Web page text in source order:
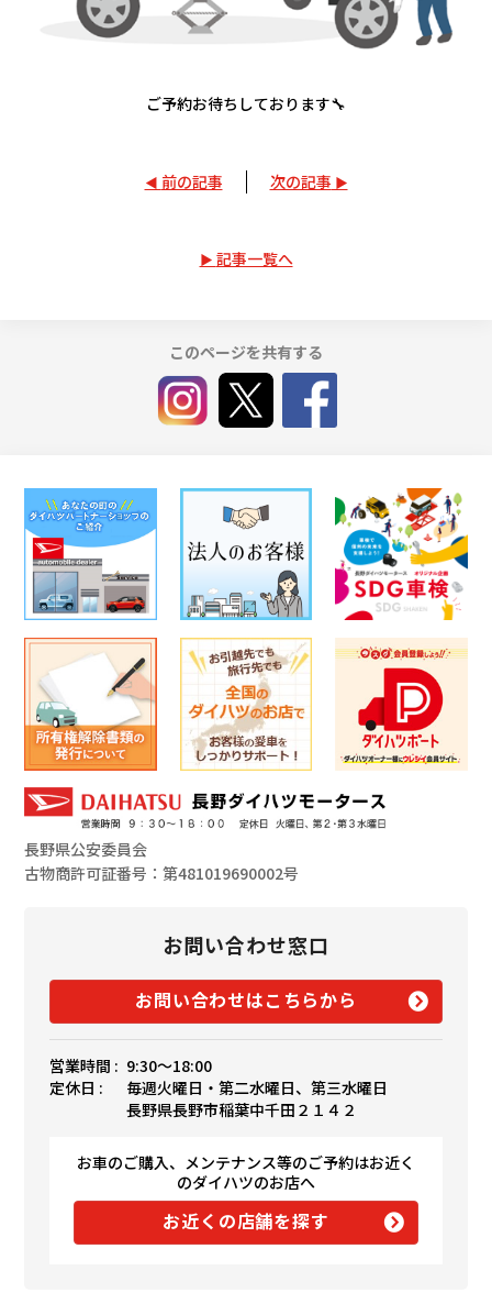
ご予約お待ちしております🔧
前の記事 次の記事
記事一覧へ
このページを共有する
長野県公安委員会
古物商許可証番号：第481019690002号
お問い合わせ窓口
お問い合わせはこちらから
営業時間 : 9:30〜18:00
定休日 :
毎週火曜日・第二水曜日、第三水曜日
長野県長野市稲葉中千田２１４２
お車のご購入、メンテナンス等のご予約はお近く
のダイハツのお店へ
お近くの店舗を探す